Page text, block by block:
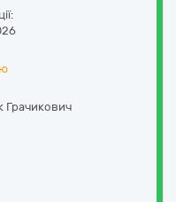
Грачикович